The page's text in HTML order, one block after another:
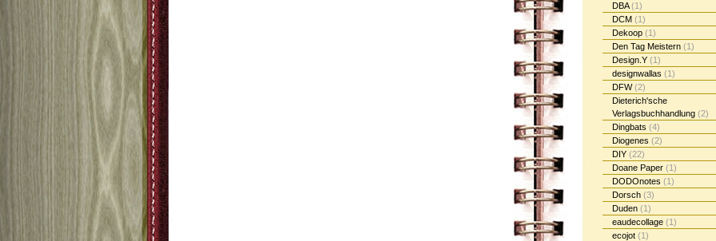
DBA(1)
DCM (1)
Dekoop (1)
Den Tag Meistern (1)
Design.Y (1)
designwallas (1)
DFW(2)
Dieterich'sche
Verlagsbuchhandlung (2)
Dingbats (4)
Diogenes (2)
DIY (22)
Doane Paper (1)
DODOnotes (1)
Dorsch (3)
Duden (1)
eaudecollage (1)
ecojot (1)